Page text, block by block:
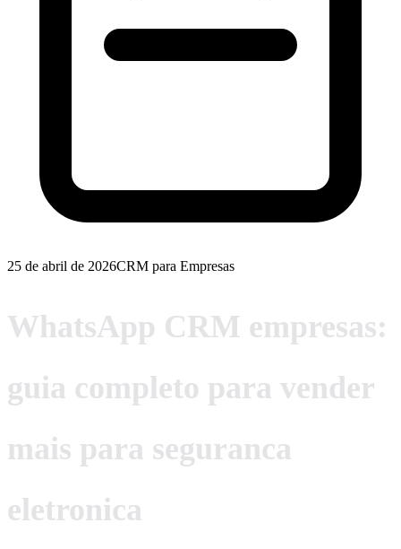
25 de abril de 2026CRM para Empresas
WhatsApp CRM empresas:
guia completo para vender
mais para seguranca
eletronica